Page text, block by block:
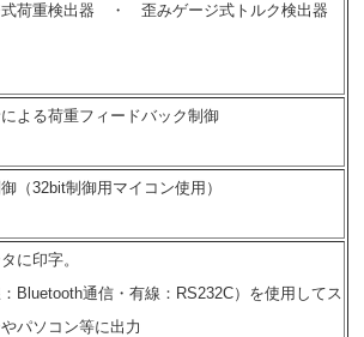
荷重検出器 ・ 歪みゲージ式トルク検出器
よる荷重フィードバック制御
（32bit制御用マイコン使用）
に印字。
Bluetooth通信・有線：RS232C）を使用してス
パソコン等に出力